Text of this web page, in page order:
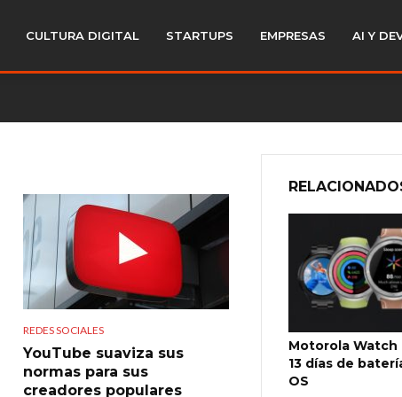
CULTURA DIGITAL STARTUPS EMPRESAS AI Y
REDES SOCIALES
YouTube suaviza sus
normas para sus
creadores populares
Motorola Watch
13 días de
OS